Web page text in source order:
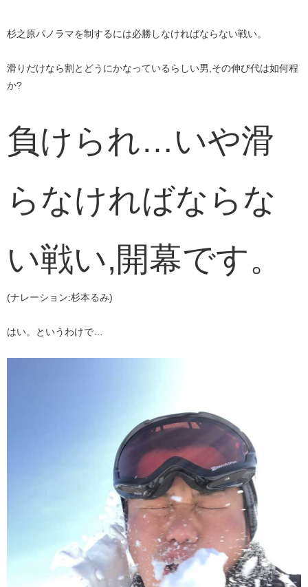
杉之原パノラマを制するには必勝しなければならない戦い。​​
滑りだけなら割とどうにかなっているらしい男,その伸び代は如何程
か?
​負けられ…いや滑
らなければならな
い戦い,開幕です。​
(ナレーション:杉本るみ)​
はい。というわけで…